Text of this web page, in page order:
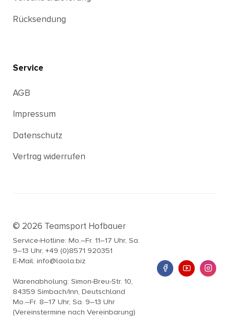
Rücksendung
Service
AGB
Impressum
Datenschutz
Vertrag widerrufen
© 2026 Teamsport Hofbauer
Service-Hotline: Mo.–Fr. 11–17 Uhr, Sa.
9–13 Uhr, +49 (0)8571 920351
E-Mail: info@laola.biz
Warenabholung: Simon-Breu-Str. 10,
84359 Simbach/Inn, Deutschland
Mo.–Fr. 8–17 Uhr, Sa. 9–13 Uhr
(Vereinstermine nach Vereinbarung)